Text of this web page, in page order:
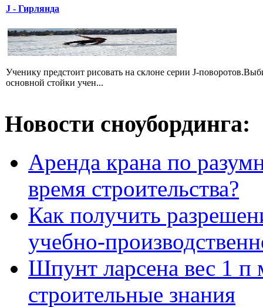
J - Гирлянда
Ученику предстоит рисовать на склоне серии J-
основной стойки учен...
Новости сноубординга:
Аренда крана по
время строительства?
Как получить
учебно-
Шпунт ларсена вес 1 п
строительные знания